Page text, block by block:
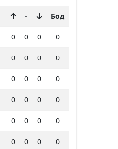
- Бод
0 0 0 0
0 0 0 0
0 0 0 0
0 0 0 0
0 0 0 0
0 0 0 0